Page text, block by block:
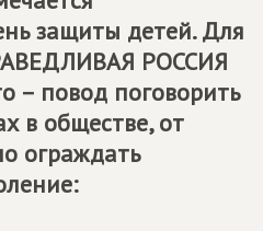
защиты детей. Для
РОССИЯ
– повод поговорить
в обществе, от
ограждать